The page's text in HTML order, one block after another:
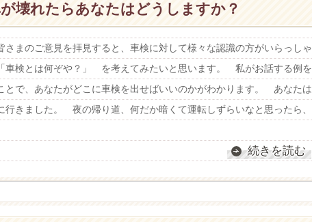
壊れたらあなたはどうしますか？
まのご意見を拝見すると、車検に対して様々な認識の方がいらっしゃ
検とは何ぞや？」 を考えてみたいと思います。 私がお話する例を
とで、あなたがどこに車検を出せばいいのかがわかります。 あなたは
行きました。 夜の帰り道、何だか暗くて運転しずらいなと思ったら、
続きを読む